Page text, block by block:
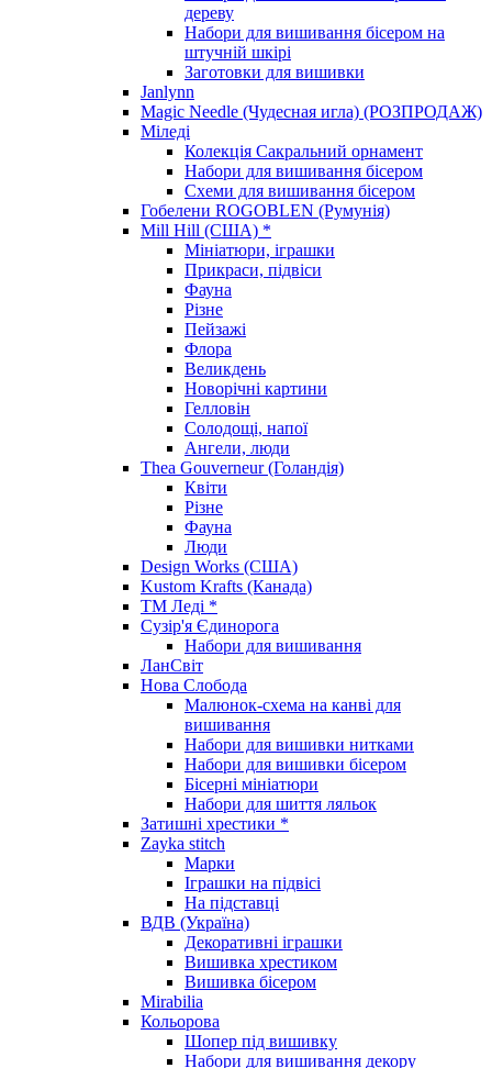
дереву
Набори для вишивання бісером на
штучній шкірі
Заготовки для вишивки
Janlynn
Magic Needle (Чудесная игла) (РОЗПРОДАЖ)
Міледі
Колекція Сакральний орнамент
Набори для вишивання бісером
Схеми для вишивання бісером
Гобелени ROGOBLEN (Румунія)
Mill Hill (США) *
Мініатюри, іграшки
Прикраси, підвіси
Фауна
Різне
Пейзажі
Флора
Великдень
Новорічні картини
Гелловін
Солодощі, напої
Ангели, люди
Thea Gouverneur (Голандія)
Квіти
Різне
Фауна
Люди
Design Works (США)
Kustom Krafts (Канада)
ТМ Леді *
Сузір'я Єдинорога
Набори для вишивання
ЛанСвіт
Нова Слобода
Малюнок-схема на канві для
вишивання
Набори для вишивки нитками
Набори для вишивки бісером
Бісерні мініатюри
Набори для шиття ляльок
Затишні хрестики *
Zayka stitch
Марки
Іграшки на підвісі
На підставці
ВДВ (Україна)
Декоративні іграшки
Вишивка хрестиком
Вишивка бісером
Mirabilia
Кольорова
Шопер під вишивку
Набори для вишивання декору